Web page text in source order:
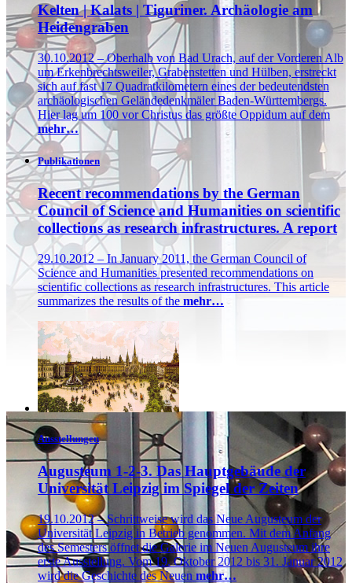
Kelten | Kalats | Tiguriner. Archäologie am
Heidengraben
30.10.2012 – Oberhalb von Bad Urach, auf der Vorderen Alb
um Erkenbrechtsweiler, Grabenstetten und Hülben, erstreckt
sich auf fast 17 Quadratkilometern eines der bedeutendsten
archäologischen Geländedenkmäler Baden-Württembergs.
Hier lag um 100 vor Christus das größte Oppidum auf dem
mehr…
Publikationen
Recent recommendations by the German
Council of Science and Humanities on scientific
collections as research infrastructures. A report
29.10.2012 – In January 2011, the German Council of
Science and Humanities presented recommendations on
scientific collections as research infrastructures. This article
summarizes the results of the mehr…
Ausstellungen
Augusteum 1-2-3. Das Hauptgebäude der
Universität Leipzig im Spiegel der Zeiten
19.10.2012 – Schrittweise wird das Neue Augusteum der
Universität Leipzig in Betrieb genommen. Mit dem Anfang
des Semesters öffnet die Galerie im Neuen Augusteum ihre
erste Ausstellung. Vom 19. Oktober 2012 bis 31. Januar 2012
wird die Geschichte des Neuen mehr…